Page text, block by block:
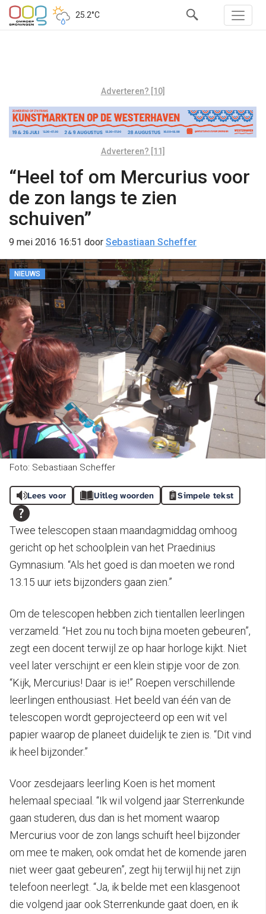
25.2°C
Adverteren? [10]
Adverteren? [11]
“Heel tof om Mercurius voor
de zon langs te zien
schuiven”
9 mei 2016 16:51 door Sebastiaan Scheffer
NIEUWS
Foto: Sebastiaan Scheffer
Lees voor Uitleg woorden Simpele tekst
Twee telescopen staan maandagmiddag omhoog
gericht op het schoolplein van het Praedinius
Gymnasium. “Als het goed is dan moeten we rond
13.15 uur iets bijzonders gaan zien.”
Om de telescopen hebben zich tientallen leerlingen
verzameld. “Het zou nu toch bijna moeten gebeuren”,
zegt een docent terwijl ze op haar horloge kijkt. Niet
veel later verschijnt er een klein stipje voor de zon.
“Kijk, Mercurius! Daar is ie!” Roepen verschillende
leerlingen enthousiast. Het beeld van één van de
telescopen wordt geprojecteerd op een wit vel
papier waarop de planeet duidelijk te zien is. “Dit vind
ik heel bijzonder.”
Voor zesdejaars leerling Koen is het moment
helemaal speciaal. “Ik wil volgend jaar Sterrenkunde
gaan studeren, dus dan is het moment waarop
Mercurius voor de zon langs schuift heel bijzonder
om mee te maken, ook omdat het de komende jaren
niet weer gaat gebeuren”, zegt hij terwijl hij net zijn
telefoon neerlegt. “Ja, ik belde met een klasgenoot
die volgend jaar ook Sterrenkunde gaat doen, en ik